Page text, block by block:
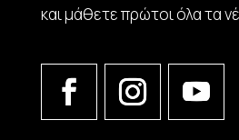
και μάθετε πρώτοι όλα τα